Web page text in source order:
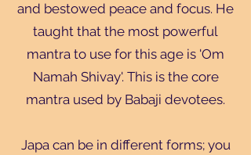
and bestowed peace and focus. He
taught that the most powerful
mantra to use for this age is 'Om
Namah Shivay'. This is the core
mantra used by Babaji devotees.
Japa can be in different forms; you